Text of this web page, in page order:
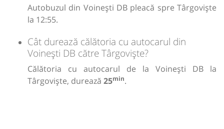
Autobuzul din Voinești DB pleacă spre Târgoviște
la 12:55.
Cât durează călătoria cu autocarul din
Voinești DB către Târgoviște?
Călătoria cu autocarul de la Voinești DB la
Târgoviște, durează 25min.